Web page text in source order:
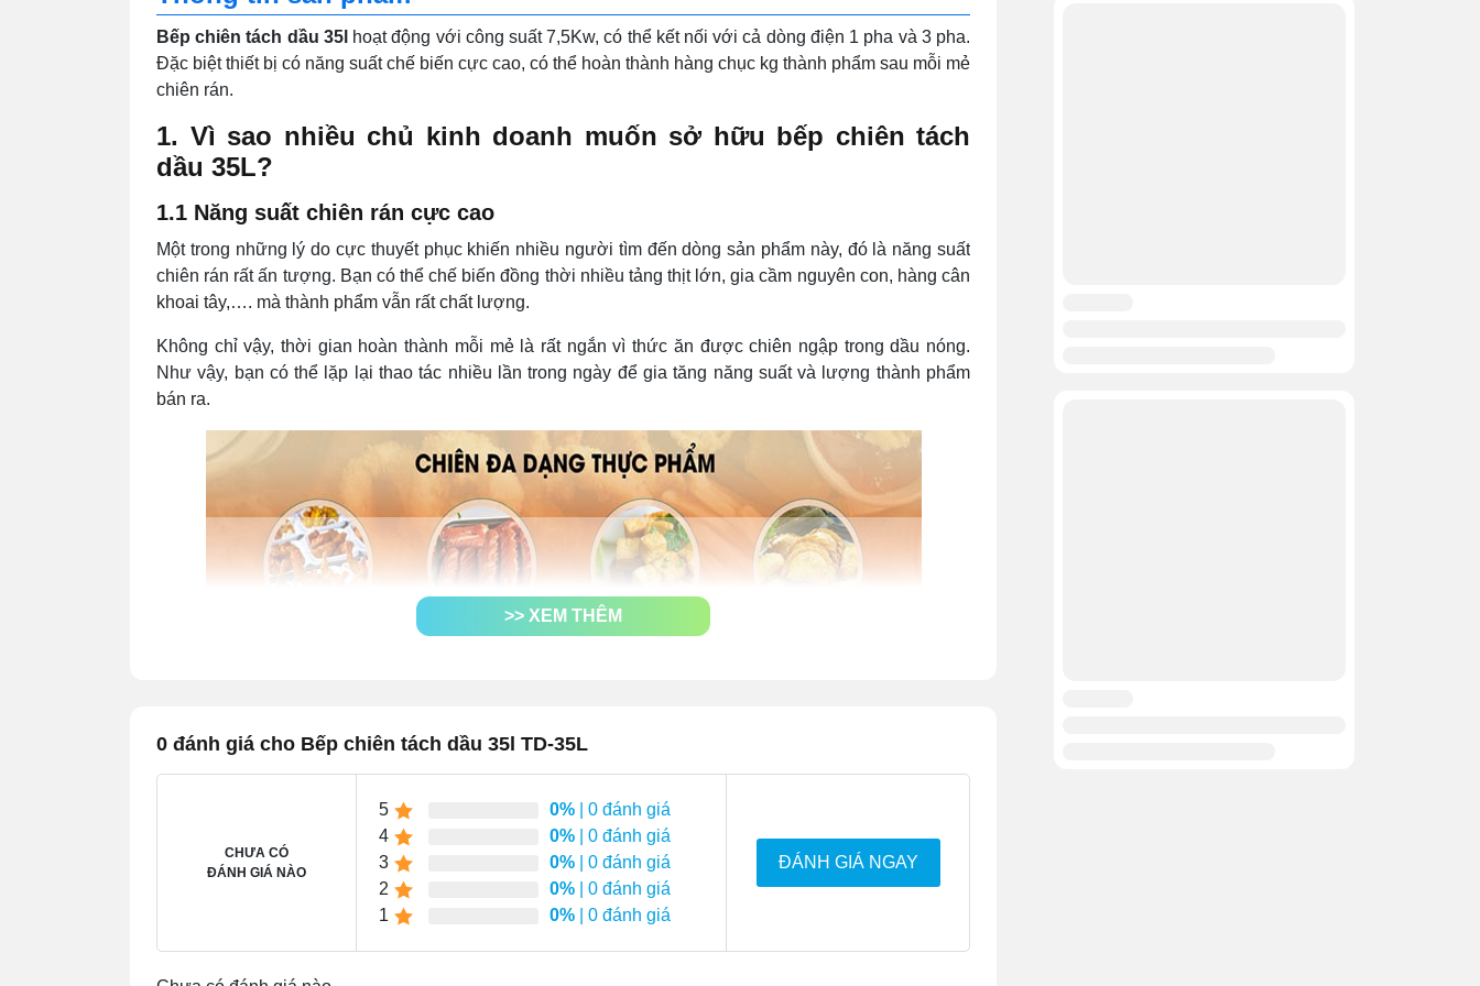
Bếp chiên tách dầu 35l hoạt động với công suất 7,5Kw, có thể kết nối với cả dòng điện 1 pha và 3 pha.
Đặc biệt thiết bị có năng suất chế biến cực cao, có thể hoàn thành hàng chục kg thành phẩm sau mỗi mẻ
chiên rán.
1. Vì sao nhiều chủ kinh doanh muốn sở hữu bếp chiên tách
dầu 35L?
1.1 Năng suất chiên rán cực cao
Một trong những lý do cực thuyết phục khiến nhiều người tìm đến dòng sản phẩm này, đó là năng suất
chiên rán rất ấn tượng. Bạn có thể chế biến đồng thời nhiều tảng thịt lớn, gia cầm nguyên con, hàng cân
khoai tây,…. mà thành phẩm vẫn rất chất lượng.
Không chỉ vậy, thời gian hoàn thành mỗi mẻ là rất ngắn vì thức ăn được chiên ngập trong dầu nóng.
Như vậy, bạn có thể lặp lại thao tác nhiều lần trong ngày để gia tăng năng suất và lượng thành phẩm
bán ra.
1.2 Chất lượng thành phẩm đảm bảo
Với những bếp chiên thông thường, bạn phải tốn công canh chừng, lật qua lại để thực phẩm chín đều.
>> XEM THÊM
0 đánh giá cho Bếp chiên tách dầu 35l TD-35L
CHƯA CÓ
ĐÁNH GIÁ NÀO
5 0% | 0 đánh giá
4
0% | 0 đánh giá
3
0% | 0 đánh giá
2
0% | 0 đánh giá
1
0% | 0 đánh giá
ĐÁNH GIÁ NGAY